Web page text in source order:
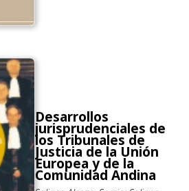
Desarrollos
jurisprudenciales de
los Tribunales de
Justicia de la Unión
Europea y de la
Comunidad Andina